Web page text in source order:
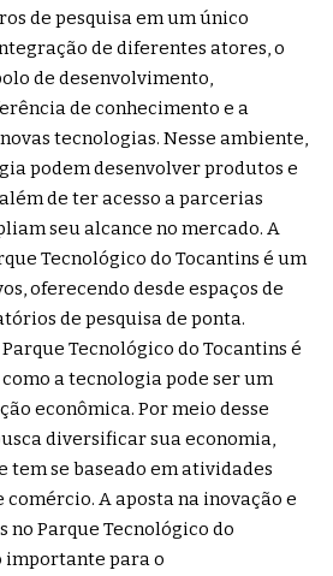
de pesquisa em um único
de diferentes atores, o
de desenvolvimento,
de conhecimento e a
tecnologias. Nesse ambiente,
podem desenvolver produtos e
de ter acesso a parcerias
seu alcance no mercado. A
Tecnológico do Tocantins é um
oferecendo desde espaços de
de pesquisa de ponta.
Tecnológico do Tocantins é
a tecnologia pode ser um
econômica. Por meio desse
diversificar sua economia,
se baseado em atividades
A aposta na inovação e
no Parque Tecnológico do
importante para o